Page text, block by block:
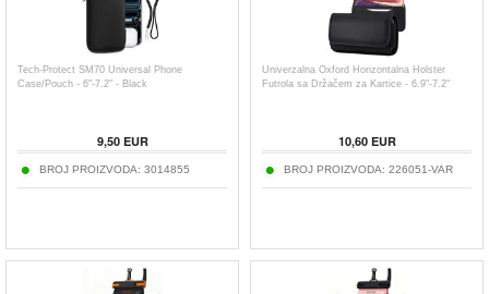
Tech-Protect SM70 Universal Phone
Case/Pouch - 6"-7.2" - Black
9,50EUR
BROJ PROIZVODA: 3014855
Univerzalna Oxford Horizontalna Holster
Futrola sa Držačem za Kartice - 6.9"-7.2"
10,60EUR
BROJ PROIZVODA: 226051-VAR